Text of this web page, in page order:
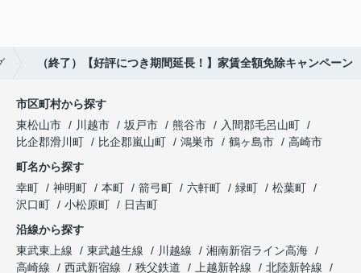
（終了）【好評につき期間延長！】家賃全額免除キャンペーン
市区町村から探す
東松山市
川越市 坂戸市 熊谷市
入間郡毛呂山町
比企郡滑川町
比企郡嵐山町 鴻巣市 鶴ヶ島市
高崎市
町名から探す
幸町
神明町 本町 箭弓町 六軒町 緑町
松葉町
沢口町
小松原町
日吉町
沿線から探す
東武東上線
東武越生線 川越線
湘南新宿ライン高海
高崎線
西武新宿線 秩父鉄道 上越新幹線
北陸新幹線